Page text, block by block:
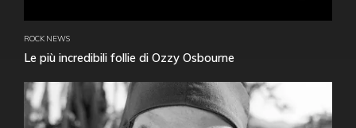
ROCK NEWS
Le più incredibili follie di Ozzy Osbourne